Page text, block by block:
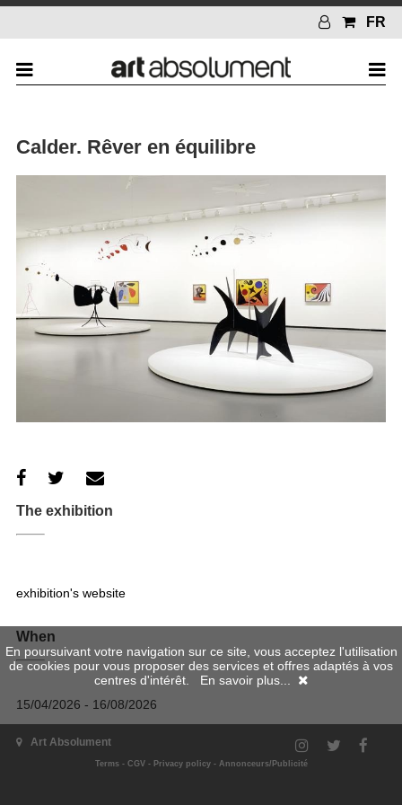
FR
Calder. Rêver en équilibre
The exhibition
exhibition's website
When
15/04/2026 - 16/08/2026
Art Absolument
Terms- CGV- Privacy policy- Annonceurs/Publicité
En poursuivant votre navigation sur ce site, vous acceptez l'utilisation
de cookies pour vous proposer des services et offres adaptés à vos
centres d'intérêt. En savoir plus...